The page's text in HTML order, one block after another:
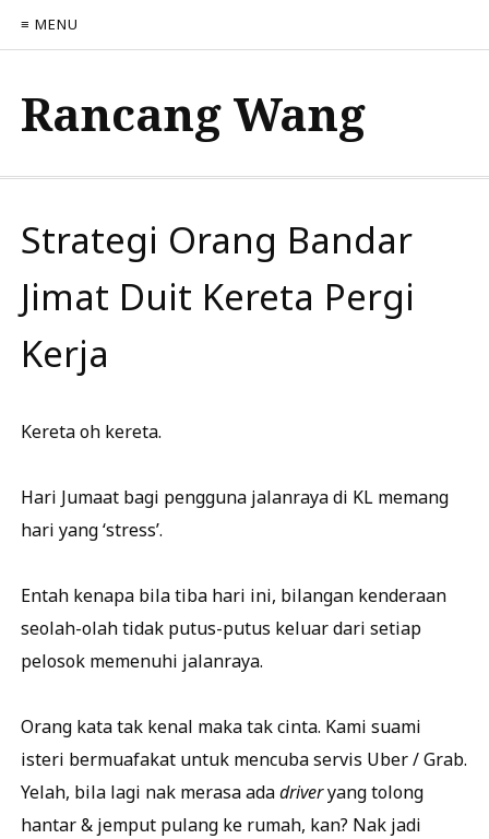
≡ MENU
Rancang Wang
Strategi Orang Bandar
Jimat Duit Kereta Pergi
Kerja
Kereta oh kereta.
Hari Jumaat bagi pengguna jalanraya di KL memang
hari yang ‘stress’.
Entah kenapa bila tiba hari ini, bilangan kenderaan
seolah-olah tidak putus-putus keluar dari setiap
pelosok memenuhi jalanraya.
Orang kata tak kenal maka tak cinta. Kami suami
isteri bermuafakat untuk mencuba servis Uber / Grab.
Yelah, bila lagi nak merasa adadriveryang tolong
hantar & jemput pulang ke rumah, kan? Nak jadi